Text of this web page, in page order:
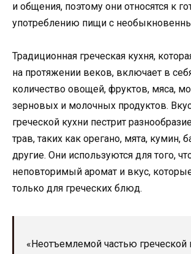
и общения, поэтому они относятся к
употреблению пищи с
Традиционная греческая кухня,
на протяжении веков, включает в
количество овощей, фруктов, мяса,
зерновых и молочных продуктов.
греческой кухни пестрит
трав, таких как орегано, мята, кумин,
другие. Они используются для того,
неповторимый аромат и вкус,
только для греческих блюд.
«Неотъемлемой частью греческой